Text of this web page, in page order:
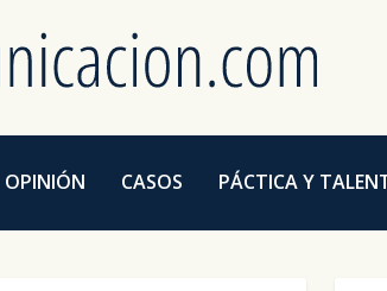
OPINIÓN CASOS PÁCTICA Y